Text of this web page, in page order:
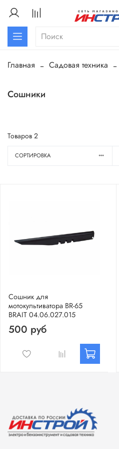
Главная Садовая техника
Сошники
Товаров 2
СОРТИРОВКА
Сошник для
мотокультиватора BR-65
BRAIT 04.06.027.015
500 руб